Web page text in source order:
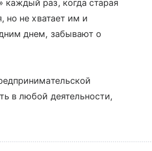
каждый раз, когда старая
но не хватает им и
днем, забывают о
в любой деятельности,